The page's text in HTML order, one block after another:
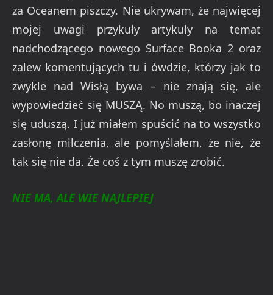
za Oceanem piszczy. Nie ukrywam, że najwięcej
mojej uwagi przykuły artykuły na temat
nadchodzącego nowego Surface Booka 2 oraz
zalew komentujących tu i ówdzie, którzy jak to
zwykle nad Wisłą bywa – nie znają się, ale
wypowiedzieć się MUSZĄ. No muszą, bo inaczej
się uduszą. I już miałem spuścić na to wszystko
zasłonę milczenia, ale pomyślałem, że nie, że
tak się nie da. Że coś z tym muszę zrobić.
NIE MA, ALE WIE NAJLEPIEJ